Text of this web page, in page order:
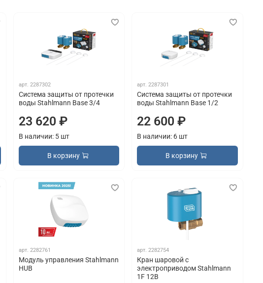
арт. 2287302
Система защиты от протечки
воды Stahlmann Base 3/4
23 620 ₽
В наличии: 5 шт
В корзину
арт.2287301
Система защиты от протечки
воды Stahlmann Base 1/2
22 600 ₽
В наличии: 6 шт
В корзину
арт. 2282761
Модуль управления Stahlmann
HUB
арт.2282754
Кран шаровой с
электроприводом Stahlmann
1F 12В